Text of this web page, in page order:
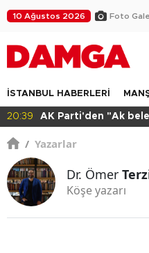
10 Ağustos 2026 Foto
İSTANBUL HABERLERİ
"Ak belediyeciliği yerinde
/ Yazarlar
Dr. Ömer
Köşe yazarı